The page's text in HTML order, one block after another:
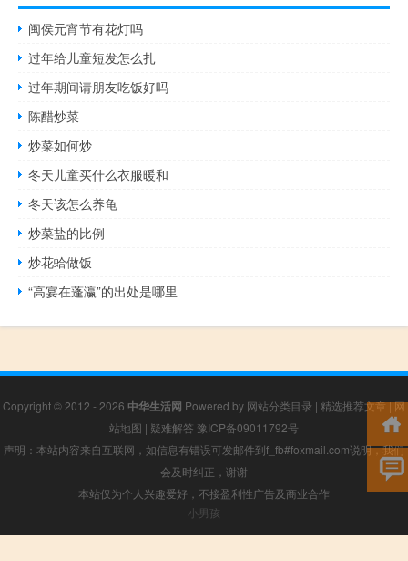
闽侯元宵节有花灯吗
过年给儿童短发怎么扎
过年期间请朋友吃饭好吗
陈醋炒菜
炒菜如何炒
冬天儿童买什么衣服暖和
冬天该怎么养龟
炒菜盐的比例
炒花蛤做饭
“高宴在蓬瀛”的出处是哪里
Copyright © 2012 - 2026 中华生活网 Powered by 网站分类目录 | 精选推荐文章|网
站地图 | 疑难解答 豫ICP备09011792号
声明：本站内容来自互联网，如信息有错误可发邮件到f_fb#foxmail.com说明，我们
会及时纠正，谢谢
本站仅为个人兴趣爱好，不接盈利性广告及商业合作
小男孩